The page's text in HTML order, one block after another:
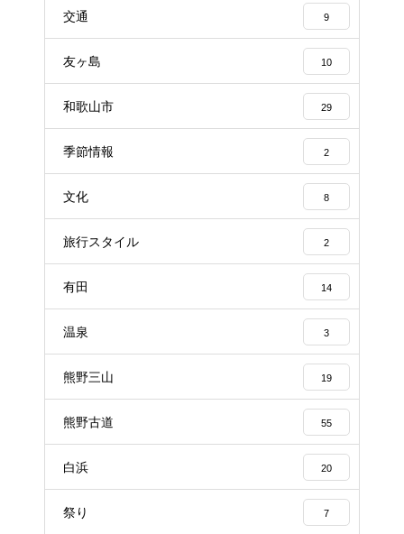
交通 9
友ヶ島 10
和歌山市 29
季節情報 2
文化 8
旅行スタイル 2
有田 14
温泉 3
熊野三山 19
熊野古道 55
白浜 20
祭り 7